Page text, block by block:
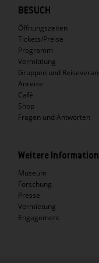
BESUCH
Öffnungszeiten
Tickets/Preise
Programm
Vermittlung
Gruppen und
Anreise
Café
Shop
Fragen und Antworten
Weitere
Museum
Forschung
Presse
Vermietung
Engagement